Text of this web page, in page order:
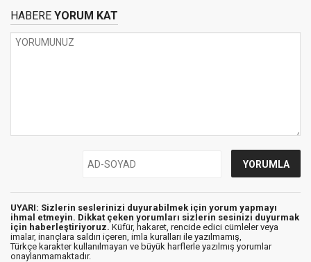
HABERE YORUM KAT
UYARI: Sizlerin seslerinizi duyurabilmek için yorum yapmayı
ihmal etmeyin. Dikkat çeken yorumları sizlerin sesinizi duyurmak
için haberleştiriyoruz. Küfür, hakaret, rencide edici cümleler veya
imalar, inançlara saldırı içeren, imla kuralları ile yazılmamış,
Türkçe karakter kullanılmayan ve büyük harflerle yazılmış yorumlar
onaylanmamaktadır.